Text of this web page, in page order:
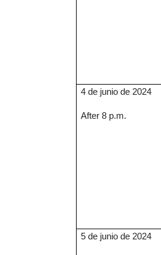
4 de junio de 2024
After 8 p.m.
5 de junio de 2024